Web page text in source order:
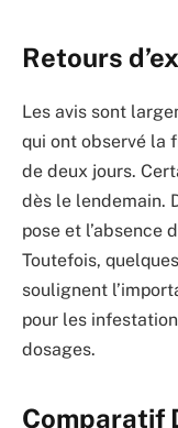
Retours
Les avis sont
qui ont observé la
de deux jours.
dès le lendemain.
pose et l’absence
Toutefois,
soulignent
pour les
dosages.
Comparatif